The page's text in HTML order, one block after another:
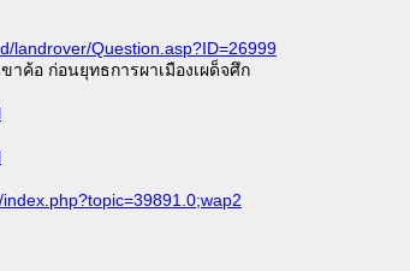
landrover/Question.asp?ID=26999
ค้อ ก่อนยุทธการผาเมืองเผด็จศึก